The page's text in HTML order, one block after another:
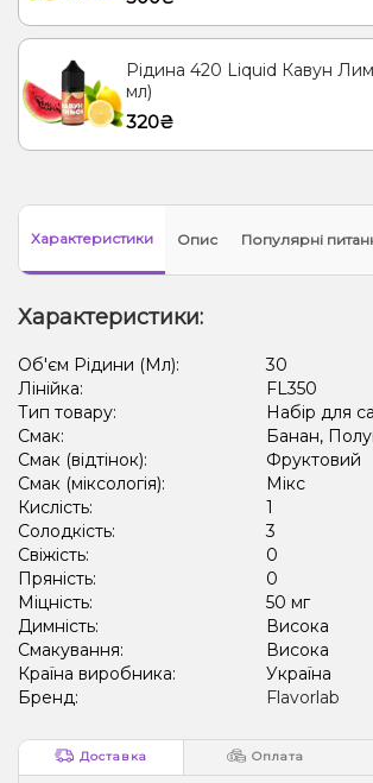
Виноград, Лимон Виноград, Полуниця
Апельсин, Виноград, Кориця
Малина, Енергетик
Рідина 420 Liquid Кавун
мл)
320₴
Характеристики Опис Популярні
Характеристики:
Об'єм Рідини (Мл):
30
Лінійка:
FL350
Тип товару:
Набір для
Смак:
Банан,
Смак (відтінок):
Фруктовий
Смак (міксологія):
Мікс
Кислість:
1
Солодкість:
3
Свіжість:
0
Пряність:
0
Міцність:
50 мг
Димність:
Висока
Смакування:
Висока
Країна виробника:
Україна
Бренд:
Flavorlab
Доставка Оплата